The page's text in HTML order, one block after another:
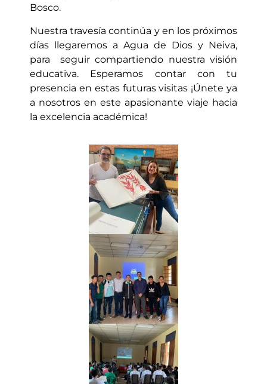
Bosco.
Nuestra travesía continúa y en los próximos
días llegaremos a Agua de Dios y Neiva,
para seguir compartiendo nuestra visión
educativa. Esperamos contar con tu
presencia en estas futuras visitas ¡Únete ya
a nosotros en este apasionante viaje hacia
la excelencia académica!